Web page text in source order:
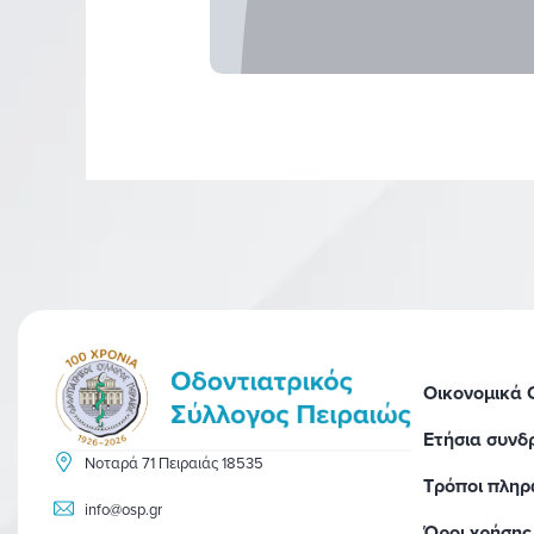
Νοταρά 71 Πειραιάς 18535
info@osp.gr
Οικονομικά
Ετήσια
Τρόποι